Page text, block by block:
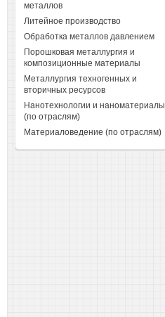
металлов
Литейное производство
Обработка металлов давлением
Порошковая металлургия и
композиционные материалы
Металлургия техногенных и
вторичных ресурсов
Нанотехнологии и наноматериалы
(по отраслям)
Материаловедение (по отраслям)